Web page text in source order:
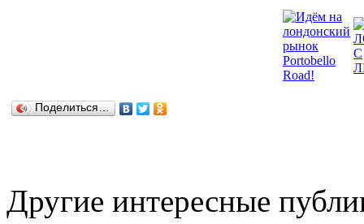
Поделиться…
Другие интересные